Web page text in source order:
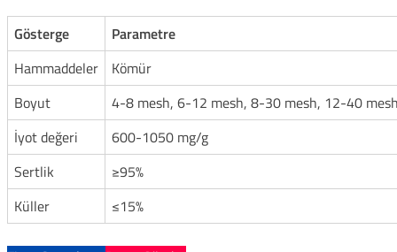
Gösterge
Parametre
Hammaddeler
Kömür
Boyut
4-8 mesh, 6-12 mesh, 8-30 mesh, 12-40
İyot değeri
600-1050 mg/g
Sertlik
≥95%
Küller
≤15%